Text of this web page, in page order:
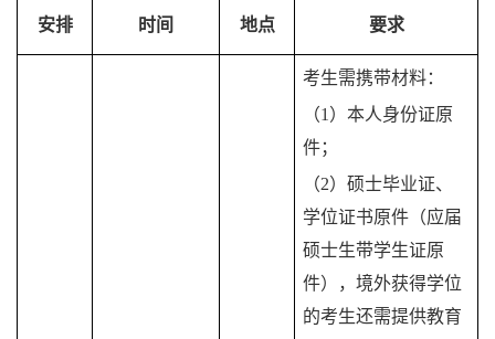
安排 时间 地点 要求
考生需携带材料：
（1）本人身份证原
件；
（2）硕士毕业证、
学位证书原件（应届
硕士生带学生证原
件），境外获得学位
的考生还需提供教育